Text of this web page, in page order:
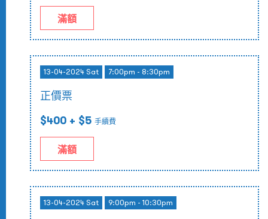
滿額
13-04-2024 Sat 7:00pm - 8:30pm
正價票
$400 + $5 手續費
滿額
13-04-2024 Sat 9:00pm - 10:30pm